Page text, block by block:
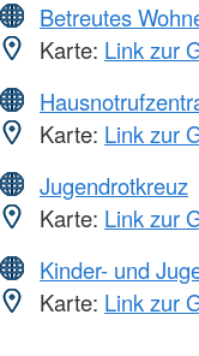
Betreutes
Karte: Link zur
Karte: Link zur
Jugendrotkreuz
Karte: Link zur
Kinder- und
Karte: Link zur